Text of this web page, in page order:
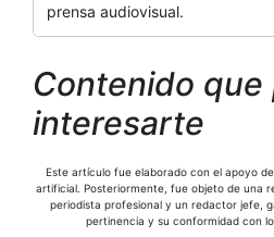
prensa audiovisual.
Contenido que
interesarte
Este artículo fue elaborado con el apoyo
artificial. Posteriormente, fue objeto de una
periodista profesional y un redactor jefe,
pertinencia y su conformidad con